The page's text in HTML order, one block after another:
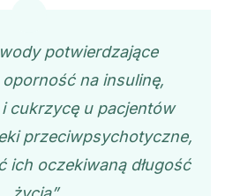
potwierdzające
na insulinę,
cukrzycę u pacjentów
przeciwpsychotyczne,
ich oczekiwaną długość